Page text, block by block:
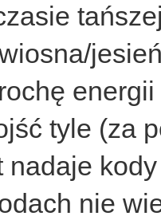
tyle (za
nadaje
nie